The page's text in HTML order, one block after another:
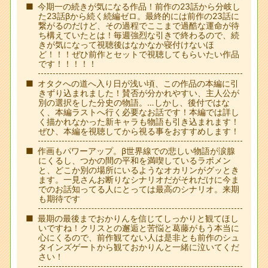
今期一の続きが気になる作品！前作の23話から分岐し
た23話βから続く続編ゼロ。最終的には前作の23話に
繋がるのだけど、その過程でここまで過酷な運命が待
ち構えていたとは！毎週強烈な引きで終わるので、続
きが気になって視聴後はなかなか寝付けないほ
ど！！！ぜひ前作とセットで視聴してもらいたい作品
です！！！！！
オタクへの道へ入り日が浅い頃、この作品の本編に引
きずり込まれました！賛否が分かれやすい、主人公が
別の選択をした分史の物語。…しかし、後付ではな
く、本編ラストへ行く必要なお話です！本編では詳し
く描かれなかった新キャラも物語も引き込まれます！
ぜひ、本編を視聴してから視る事をおすすめします！
作画もパワーアップ。β世界線での悲しい物語が涙腺
にくるし、つかの間の平和を満喫しているラボメン
と、どこか別の場所にいるようなオカリンがグッとき
ます。一見さんお断りなシナリオだがそれだけに今ま
でのお話知ってる人にとっては最高のシナリオ。来期
も期待です
最期の最後までおかりんを信じてしっかりと観てほし
いですね！クリスとの邂逅と苦悩と葛藤がもう本当に
心にくるので、前作観てない人は是非とも前作のシュ
タインズゲートから観ておかりんと一緒に泣いてくだ
さい！